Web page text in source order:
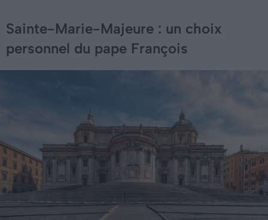
Sainte-Marie-Majeure : un choix
personnel du pape François